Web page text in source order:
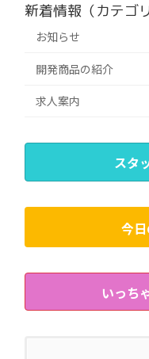
新着情報（カテゴ
お知らせ
開発商品の紹介
求人案内
スタ
今
いっち